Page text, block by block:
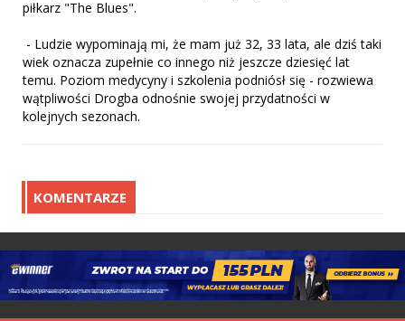
piłkarz "The Blues".
- Ludzie wypominają mi, że mam już 32, 33 lata, ale dziś taki
wiek oznacza zupełnie co innego niż jeszcze dziesięć lat
temu. Poziom medycyny i szkolenia podniósł się - rozwiewa
wątpliwości Drogba odnośnie swojej przydatności w
kolejnych sezonach.
KOMENTARZE